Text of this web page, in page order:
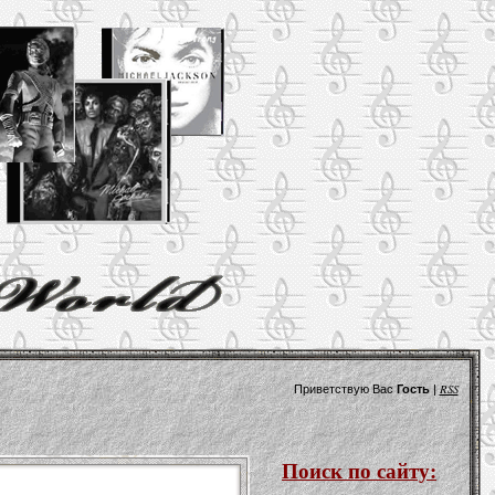
Приветствую Вас Гость|RSS
Поиск по сайту: